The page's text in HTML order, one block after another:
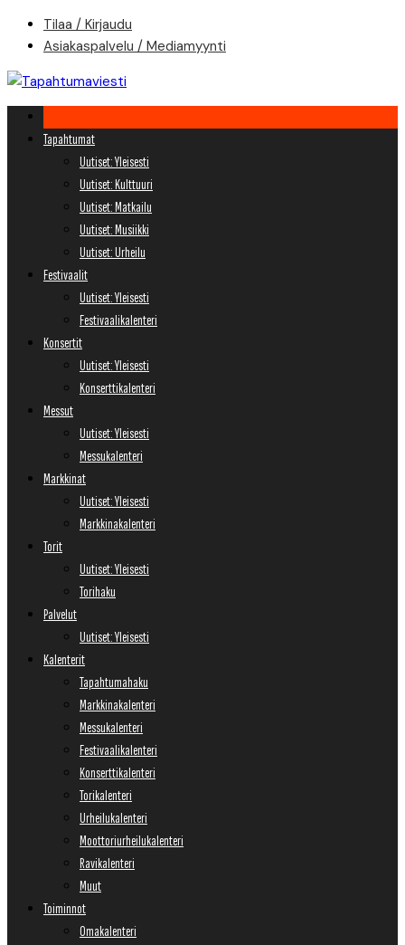
Skip
content
Tilaa / Kirjaudu
Asiakaspalvelu / Mediamyynti
Tapahtumat
Uutiset: Yleisesti
Uutiset: Kulttuuri
Uutiset: Matkailu
Uutiset: Musiikki
Uutiset: Urheilu
Festivaalit
Uutiset: Yleisesti
Festivaalikalenteri
Konsertit
Uutiset: Yleisesti
Konserttikalenteri
Messut
Uutiset: Yleisesti
Messukalenteri
Markkinat
Uutiset: Yleisesti
Markkinakalenteri
Torit
Uutiset: Yleisesti
Torihaku
Palvelut
Uutiset: Yleisesti
Kalenterit
Tapahtumahaku
Markkinakalenteri
Messukalenteri
Festivaalikalenteri
Konserttikalenteri
Torikalenteri
Urheilukalenteri
Moottoriurheilukalenteri
Ravikalenteri
Muut
Toiminnot
Omakalenteri